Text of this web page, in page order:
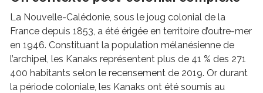
La Nouvelle-Calédonie, sous le joug colonial de la
France depuis 1853, a été érigée en territoire d’outre-mer
en 1946. Constituant la population mélanésienne de
l’archipel, les Kanaks représentent plus de 41 % des 271
400 habitants selon le recensement de 2019. Or durant
la période coloniale, les Kanaks ont été soumis au